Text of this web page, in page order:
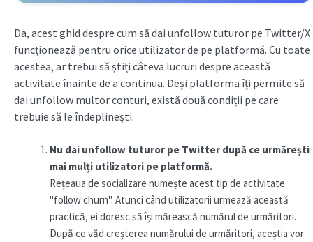
Da, acest ghid despre cum să dai unfollow tuturor pe Twitter/X
funcționează pentru orice utilizator de pe platformă. Cu toate
acestea, ar trebui să știți câteva lucruri despre această
activitate înainte de a continua. Deși platforma îți permite să
dai unfollow multor conturi, există două condiții pe care
trebuie să le îndeplinești.
Nu dai unfollow tuturor pe Twitter după ce urmărești
mai mulți utilizatori pe platformă.
Rețeaua de socializare numește acest tip de activitate
"follow churn". Atunci când utilizatorii urmează această
practică, ei doresc să își mărească numărul de urmăritori.
După ce văd creșterea numărului de urmăritori, aceștia vor